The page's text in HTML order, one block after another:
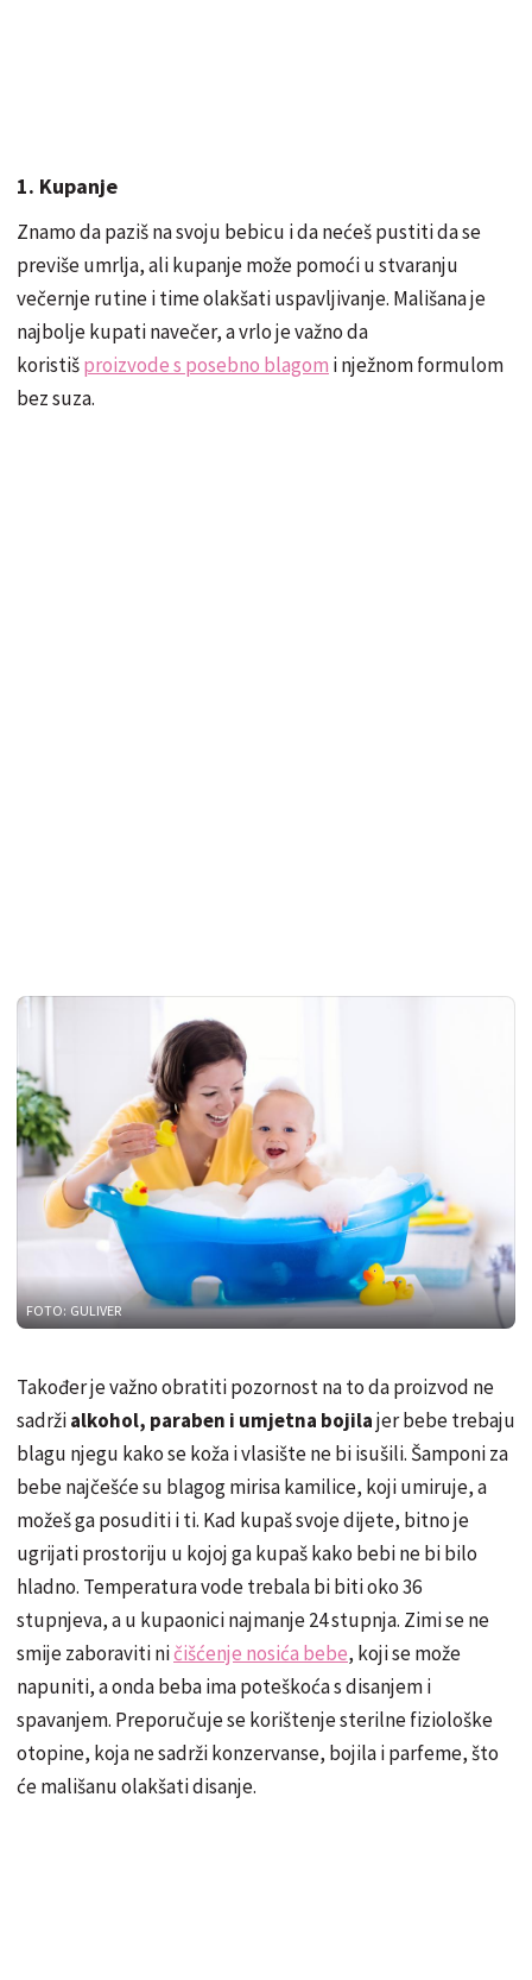
1. Kupanje
Znamo da paziš na svoju bebicu i da nećeš pustiti da se
previše umrlja, ali kupanje može pomoći u stvaranju
večernje rutine i time olakšati uspavljivanje. Mališana je
najbolje kupati navečer, a vrlo je važno da
koristišproizvode s posebno blagom i nježnom formulom
bez suza.
FOTO: GULIVER
Također je važno obratiti pozornost na to da proizvod ne
sadržialkohol, paraben i umjetna bojilajer bebe trebaju
blagu njegu kako se koža i vlasište ne bi isušili. Šamponi za
bebe najčešće su blagog mirisa kamilice, koji umiruje, a
možeš ga posuditi i ti. Kad kupaš svoje dijete, bitno je
ugrijati prostoriju u kojoj ga kupaš kako bebi ne bi bilo
hladno. Temperatura vode trebala bi biti oko 36
stupnjeva, a u kupaonici najmanje 24 stupnja. Zimi se ne
smije zaboraviti ničišćenje nosića bebe, koji se može
napuniti, a onda beba ima poteškoća s disanjem i
spavanjem. Preporučuje se korištenje sterilne fiziološke
otopine, koja ne sadrži konzervanse, bojila i parfeme, što
će mališanu olakšati disanje.